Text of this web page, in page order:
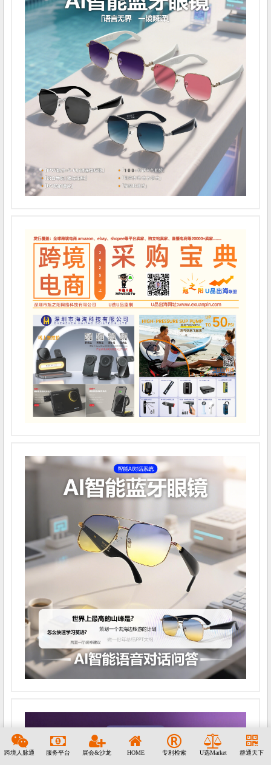
跨境人脉通 服务平台 展会&沙龙 HOME 专利检索 U选Market 群通天下